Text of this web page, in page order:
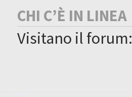
CHI C’È IN LINEA
Visitano il